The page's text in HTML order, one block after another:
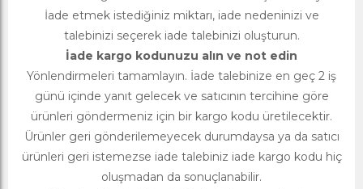
İade etmek istediğiniz miktarı, iade nedeninizi ve
talebinizi seçerek iade talebinizi oluşturun.
İade kargo kodunuzu alın ve not edin
Yönlendirmeleri tamamlayın. İade talebinize en geç 2 iş
günü içinde yanıt gelecek ve satıcının tercihine göre
ürünleri göndermeniz için bir kargo kodu üretilecektir.
Ürünler geri gönderilemeyecek durumdaysa ya da satıcı
ürünleri geri istemezse iade talebiniz iade kargo kodu hiç
oluşmadan da sonuçlanabilir.